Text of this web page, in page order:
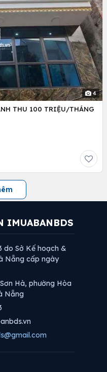
4
THU 100 TRIỆU/THÁNG
IMUABANBDS
do Sở Kế hoạch &
Nẵng cấp ngày
Hà, phường Hòa
Nẵng